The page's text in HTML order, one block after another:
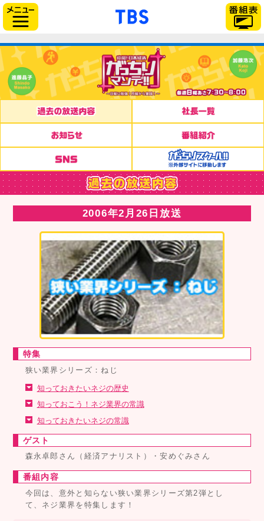
「TBSテレビ」トップペ
2006年2月26日放送
特集
狭い業界シリーズ：ねじ
知っておきたいネジの歴史
知っておこう！ネジ業界の常識
知っておきたいネジの常識
ゲスト
森永卓郎さん（経済アナリスト）・安めぐみさん
番組内容
今回は、意外と知らない狭い業界シリーズ第2弾とし
て、ネジ業界を特集します！